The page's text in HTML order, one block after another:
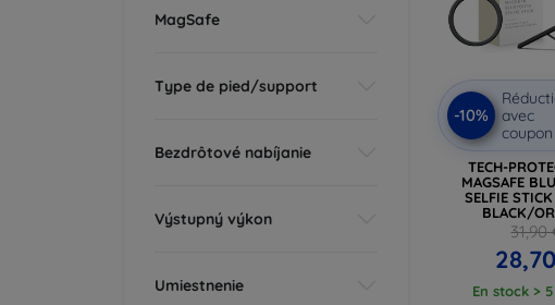
MagSafe
Type de pied/support
Bezdrôtové nabíjanie
Výstupný výkon
Umiestnenie
-10%
avec
coupon
TECH-
MAGSAFE
SELFIE
BLACK/
31,90
En stock >